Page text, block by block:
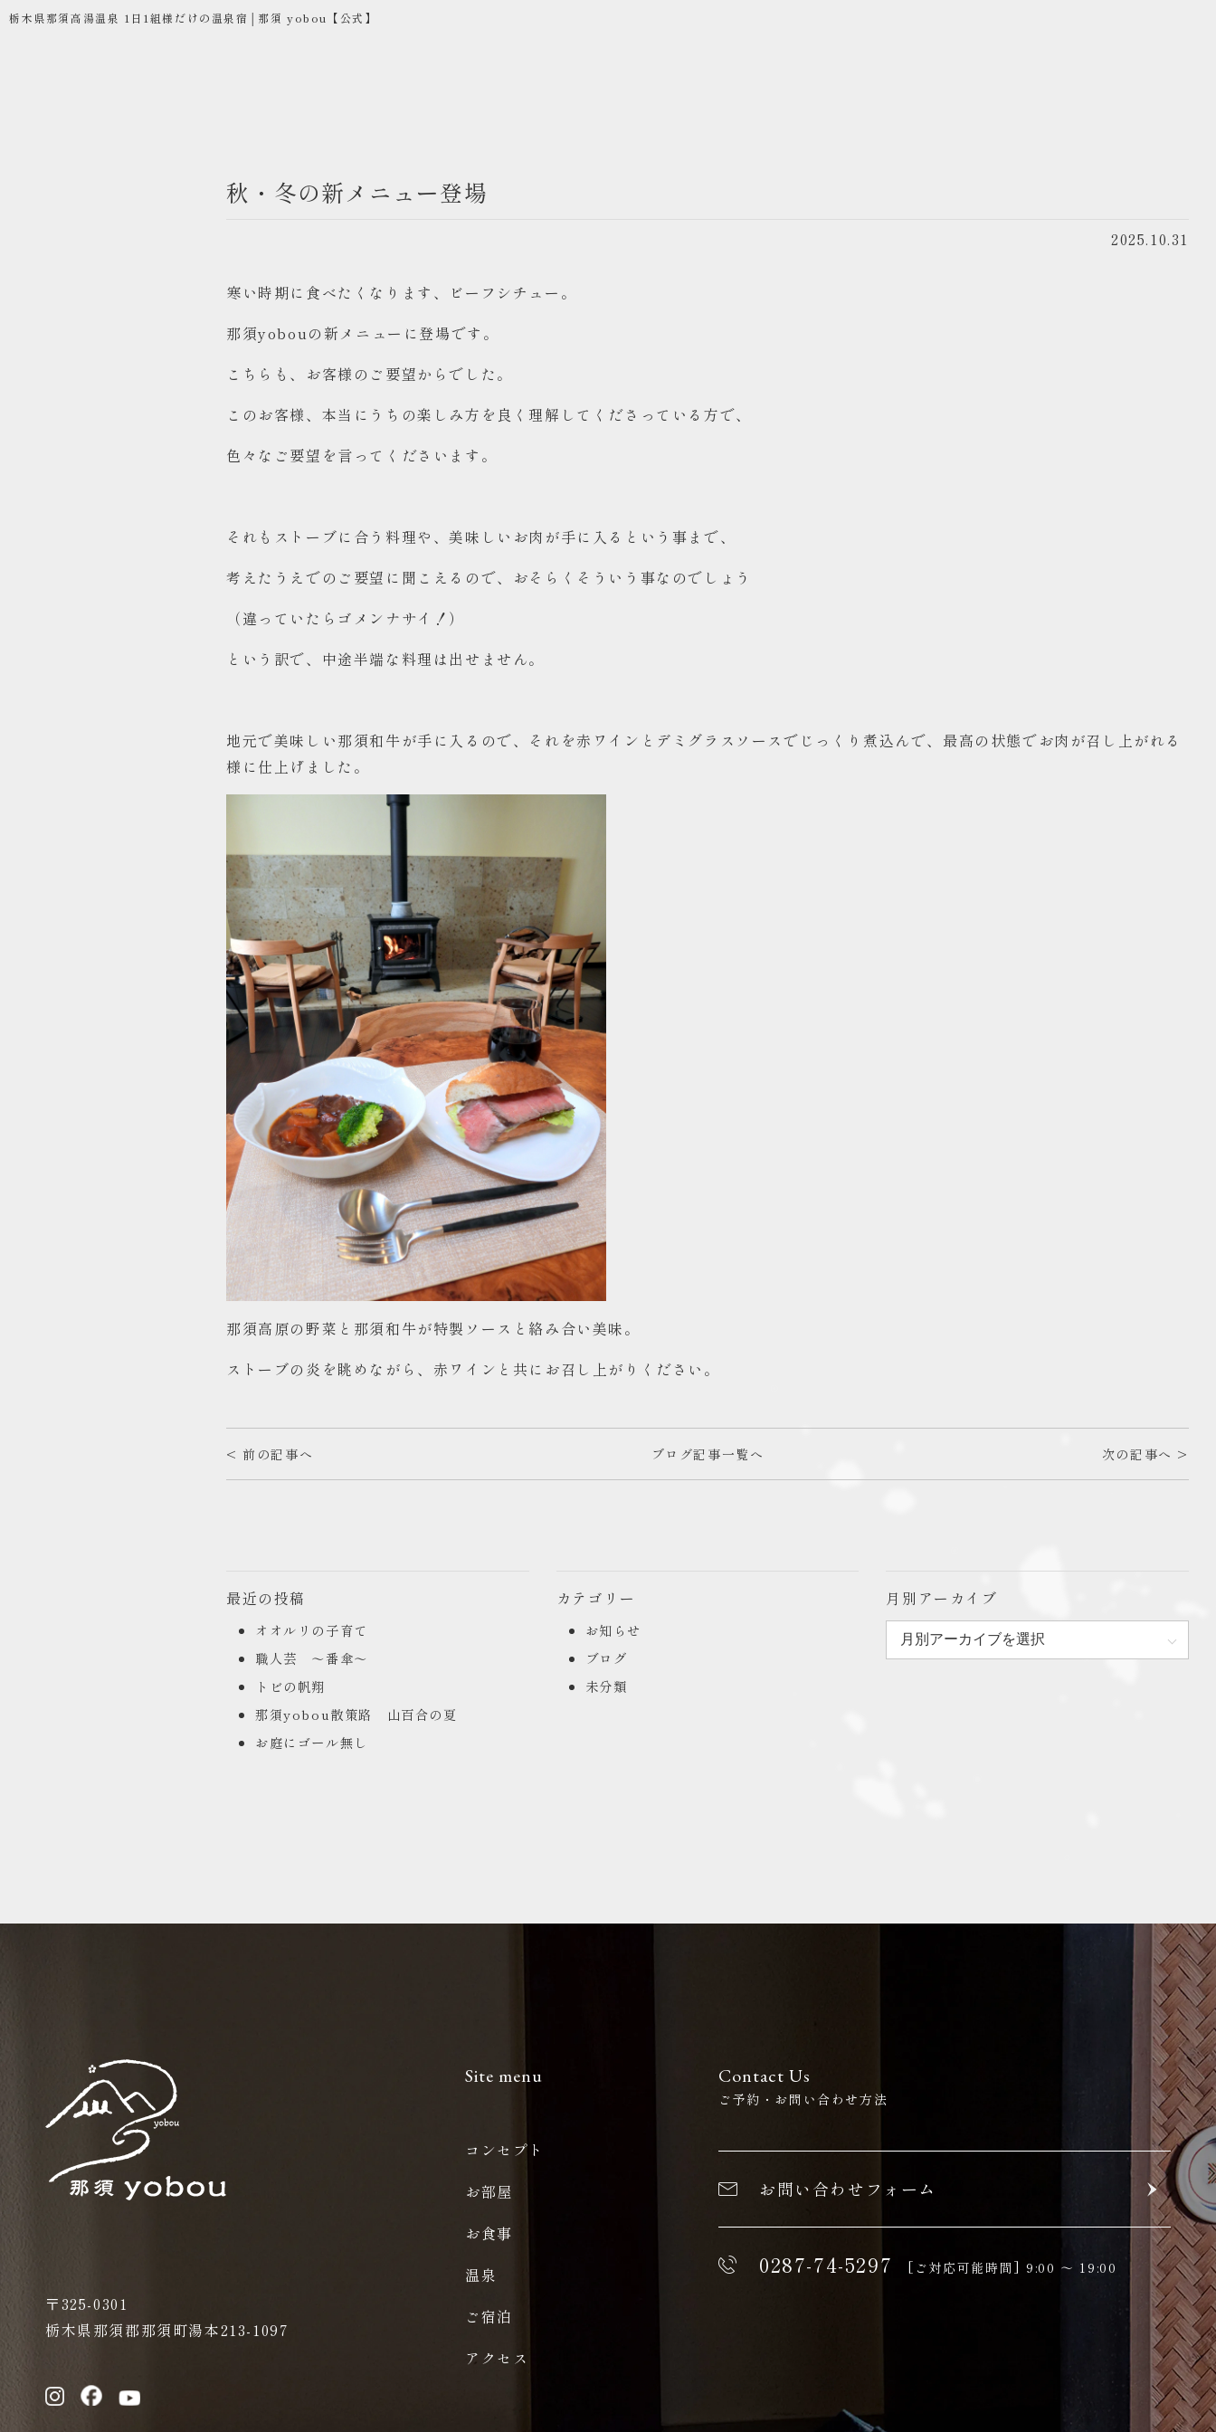
栃木県那須高湯温泉 1日1組様だけの温泉宿│那須 yobou【公式】
秋・冬の新メニュー登場
2025.10.31
寒い時期に食べたくなります、ビーフシチュー。
那須yobouの新メニューに登場です。
こちらも、お客様のご要望からでした。
このお客様、本当にうちの楽しみ方を良く理解してくださっている方で、
色々なご要望を言ってくださいます。
それもストーブに合う料理や、美味しいお肉が手に入るという事まで、
考えたうえでのご要望に聞こえるので、おそらくそういう事なのでしょう
（違っていたらゴメンナサイ！）
という訳で、中途半端な料理は出せません。
地元で美味しい那須和牛が手に入るので、それを赤ワインとデミグラスソースでじっくり煮込んで、最高の状態でお肉が召し上がれる
様に仕上げました。
那須高原の野菜と那須和牛が特製ソースと絡み合い美味。
ストーブの炎を眺めながら、赤ワインと共にお召し上がりください。
< 前の記事へ ブログ記事一覧へ 次の記事へ >
最近の投稿
オオルリの子育て
職人芸 ～番傘～
トビの帆翔
那須yobou散策路 山百合の夏
お庭にゴール無し
カテゴリー
お知らせ
ブログ
未分類
月別アーカイブ
〒325-0301
栃木県那須郡那須町湯本213-1097
Site menu
コンセプト
お部屋
お食事
温泉
ご宿泊
アクセス
Contact Us
ご予約・お問い合わせ方法
お問い合わせフォーム
0287-74-5297 [ご対応可能時間]9:00 ～ 19:00